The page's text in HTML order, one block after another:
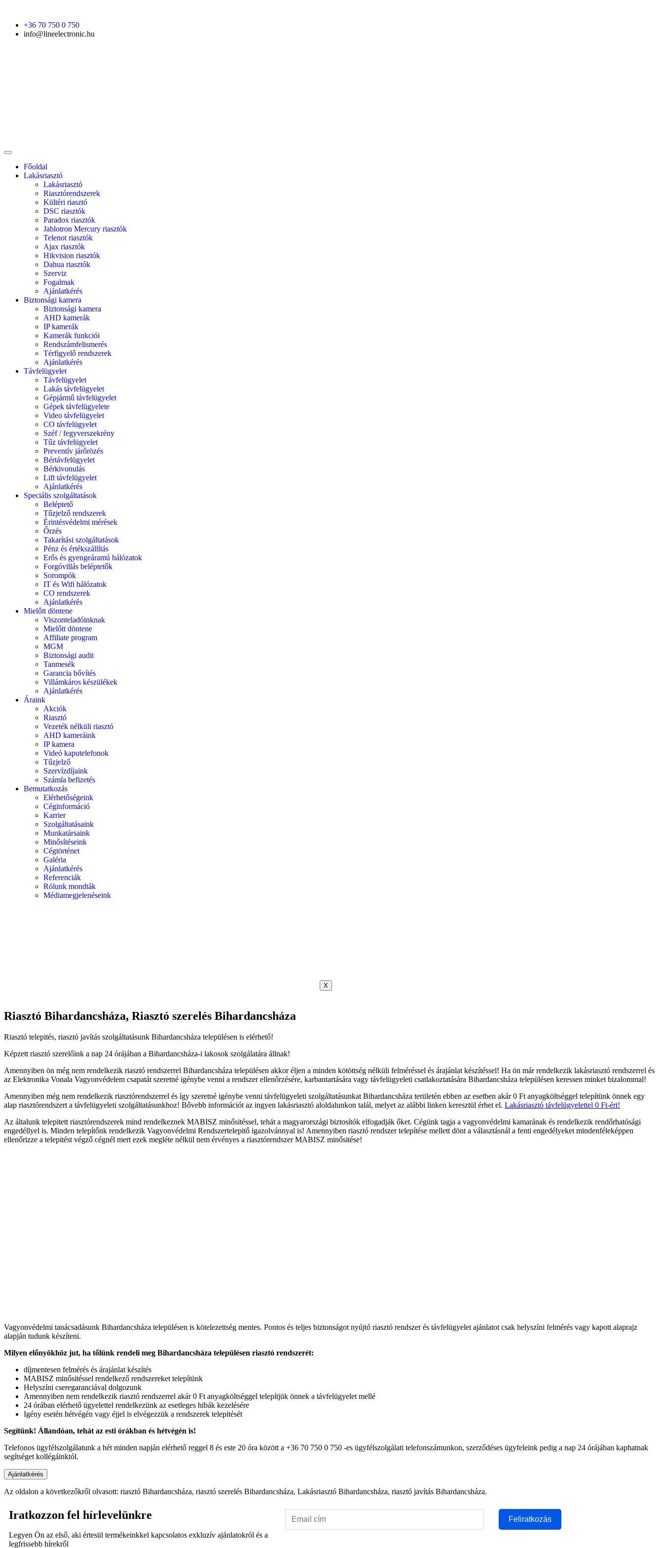
+36 70 750 0 750
info@lineelectronic.hu
Főoldal
Lakásriasztó
Lakásriasztó
Riasztórendszerek
Kültéri riasztó
DSC riasztók
Paradox riasztók
Jablotron Mercury riasztók
Telenot riasztók
Ajax riasztók
Hikvision riasztók
Dahua riasztók
Szerviz
Fogalmak
Ajánlatkérés
Biztonsági kamera
Biztonsági kamera
AHD kamerák
IP kamerák
Kamerák funkciói
Rendszámfelismerés
Térfigyelő rendszerek
Ajánlatkérés
Távfelügyelet
Távfelügyelet
Lakás távfelügyelet
Gépjármű távfelügyelet
Gépek távfelügyelete
Video távfelügyelet
CO távfelügyelet
Széf / fegyverszekrény
Tűz távfelügyelet
Preventív járőrözés
Bértávfelügyelet
Bérkivonulás
Lift távfelügyelet
Ajánlatkérés
Speciális szolgáltatások
Beléptető
Tűzjelző rendszerek
Érintésvédelmi mérések
Őrzés
Takarítási szolgáltatások
Pénz és értékszállítás
Erős és gyengeáramú hálózatok
Forgóvillás beléptetők
Sorompók
IT és Wifi hálózatok
CO rendszerek
Ajánlatkérés
Mielőtt döntene
Viszonteladóinknak
Mielőtt döntene
Affiliate program
MGM
Biztonsági audit
Tanmesék
Garancia bővítés
Villámkáros készülékek
Ajánlatkérés
Áraink
Akciók
Riasztó
Vezeték nélküli riasztó
AHD kameráink
IP kamera
Videó kaputelefonok
Tűzjelző
Szervízdíjaink
Számla befizetés
Bemutatkozás
Elérhetőségeink
Céginformáció
Karrier
Szolgáltatásaink
Munkatársaink
Minősítéseink
Cégtörténet
Galéria
Ajánlatkérés
Referenciák
Rólunk mondták
Médiamegjelenéseink
X
Riasztó Bihardancsháza, Riasztó szerelés Bihardancsháza
Riasztó telepités, riasztó javítás szolgáltatásunk Bihardancsháza településen is elérhető!
Képzett riasztó szerelőink a nap 24 órájában a Bihardancsháza-i lakosok szolgálatára állnak!
Amennyiben ön még nem rendelkezik riasztó rendszerrel Bihardancsháza településen akkor éljen a minden kötöttség nélküli felméréssel és árajánlat készítéssel! Ha ön már rendelkezik lakásriasztó rendszerrel és
az Elektronika Vonala Vagyonvédelem csapatát szeretné igénybe venni a rendszer ellenőrzésére, karbantartására vagy távfelügyeleti csatlakoztatására Bihardancsháza településen keressen minket bizalommal!
Amennyiben még nem rendelkezik riasztórendszerrel és így szeretné igénybe venni távfelügyeleti szolgáltatásunkat Bihardancsháza területén ebben az esetben akár 0 Ft anyagköltséggel telepítünk önnek egy
alap riasztórendszert a távfelügyeleti szolgáltatásunkhoz! Bővebb információt az ingyen lakásriasztó aloldalunkon talál, melyet az alábbi linken keresztül érhet el. Lakásriasztó távfelügyelettel 0 Ft-ért!
Az általunk telepitett riasztórendszerek mind rendelkeznek MABISZ minősitéssel, tehát a magyarországi biztosítók elfogadják őket. Cégünk tagja a vagyonvédelmi kamarának és rendelkezik rendőrhatósági
engedéllyel is. Minden telepítőnk rendelkezik Vagyonvédelmi Rendszertelepitő igazolvánnyal is! Amennyiben riasztó rendszer telepítése mellett dönt a választásnál a fenti engedélyeket mindenféleképpen
ellenőrizze a telepitést végző cégnél mert ezek megléte nélkül nem érvényes a riasztórendszer MABISZ minősitése!
Vagyonvédelmi tanácsadásunk Bihardancsháza településen is kötelezettség mentes. Pontos és teljes biztonságot nyújtó riasztó rendszer és távfelügyelet ajánlatot csak helyszíni felmérés vagy kapott alaprajz
alapján tudunk készíteni.
Milyen előnyökhöz jut, ha tőlünk rendeli meg Bihardancsháza településen riasztó rendszerét:
díjmentesen felmérés és árajánlat készítés
MABISZ minősitéssel rendelkező rendszereket telepítünk
Helyszíni cseregaranciával dolgozunk
Amennyiben nem rendelkezik riasztó rendszerrel akár 0 Ft anyagköltséggel telepítjük önnek a távfelügyelet mellé
24 órában elérhető ügyelettel rendelkezünk az esetleges hibák kezelésére
Igény esetén hétvégén vagy éjjel is elvégezzük a rendszerek telepitését
Segítünk! Állandóan, tehát az esti órákban és hétvégén is!
Telefonos ügyfélszolgálatunk a hét minden napján elérhető reggel 8 és este 20 óra között a +36 70 750 0 750 -es ügyfélszolgálati telefonszámunkon, szerződéses ügyfeleink pedig a nap 24 órájában kaphatnak
segítséget kollégáinktól.
Az oldalon a következőkről olvasott: riasztó Bihardancsháza, riasztó szerelés Bihardancsháza, Lakásriasztó Bihardancsháza, riasztó javítás Bihardancsháza.
Iratkozzon fel hírlevelünkre
Legyen Ön az első, aki értesül termékeinkkel kapcsolatos exkluzív ajánlatokról és a
legfrissebb hírekről
Feliratkozás